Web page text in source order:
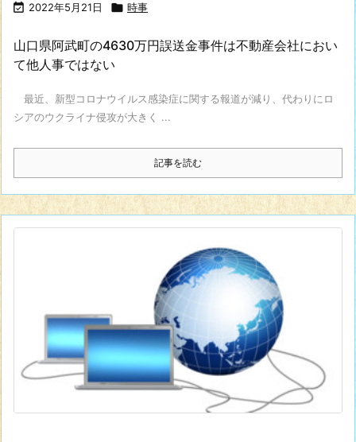
 2022年5月21日  時事
山口県阿武町の4630万円誤送金事件は不動産会社におい
て他人事ではない
最近、新型コロナウイルス感染症に関する報道が減り、代わりにロ
シアのウクライナ侵攻が大きく ...
記事を読む